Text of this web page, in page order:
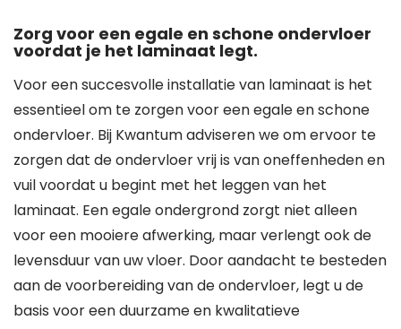
Zorg voor een egale en schone ondervloer
voordat je het laminaat legt.
Voor een succesvolle installatie van laminaat is het
essentieel om te zorgen voor een egale en schone
ondervloer. Bij Kwantum adviseren we om ervoor te
zorgen dat de ondervloer vrij is van oneffenheden en
vuil voordat u begint met het leggen van het
laminaat. Een egale ondergrond zorgt niet alleen
voor een mooiere afwerking, maar verlengt ook de
levensduur van uw vloer. Door aandacht te besteden
aan de voorbereiding van de ondervloer, legt u de
basis voor een duurzame en kwalitatieve